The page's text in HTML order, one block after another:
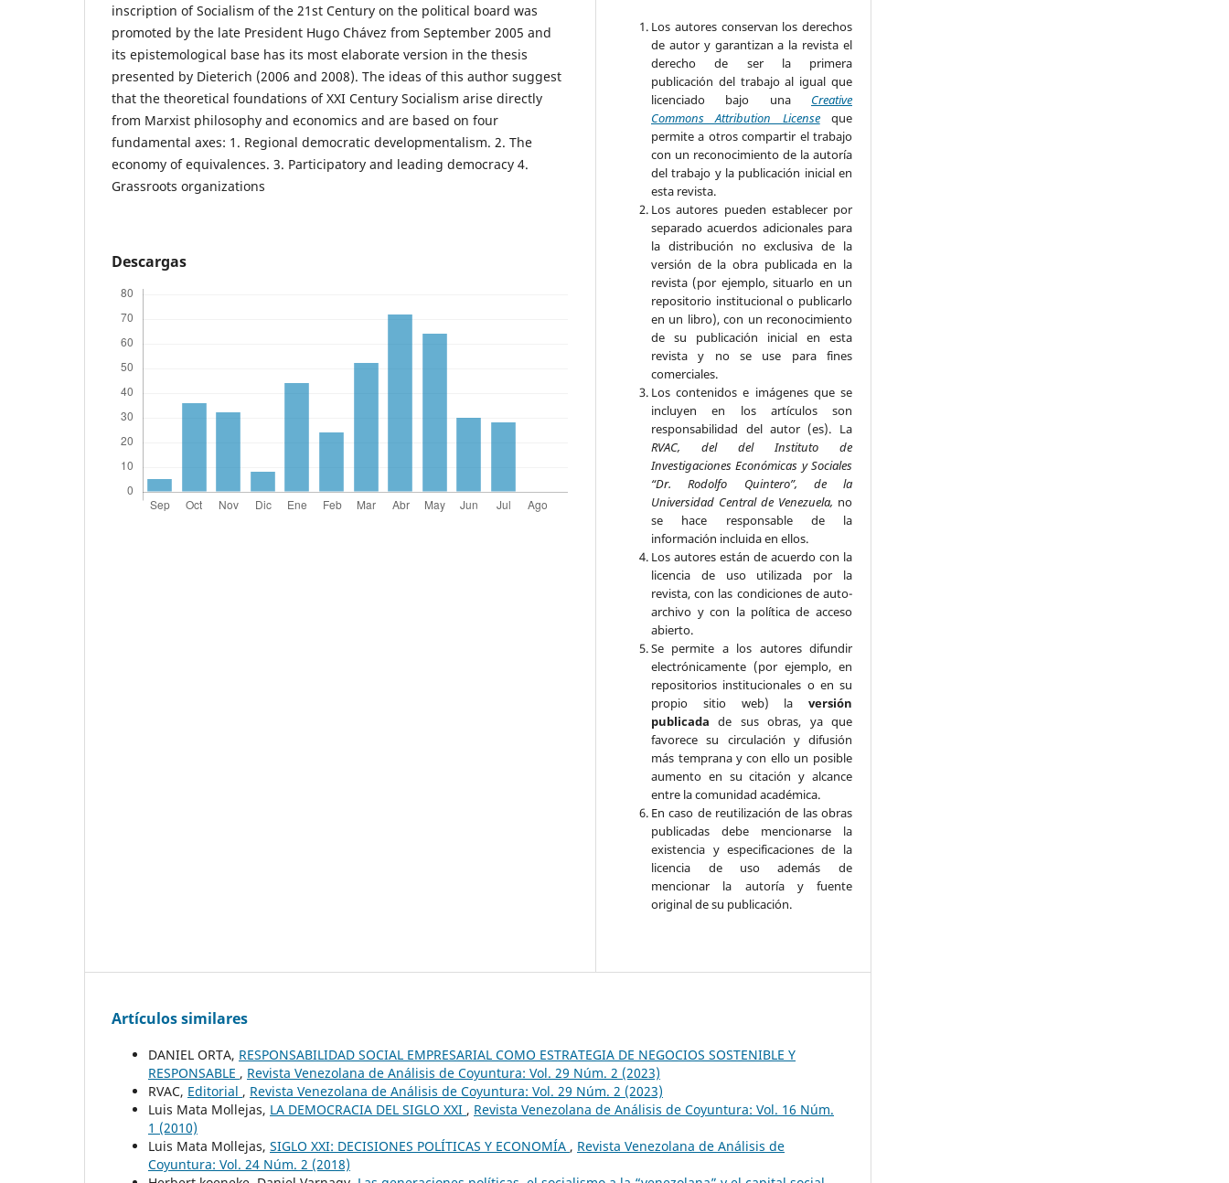
inscription of Socialism of the 21st Century on the political board was
promoted by the late President Hugo Chávez from September 2005 and
its epistemological base has its most elaborate version in the thesis
presented by Dieterich (2006 and 2008). The ideas of this author suggest
that the theoretical foundations of XXI Century Socialism arise directly
from Marxist philosophy and economics and are based on four
fundamental axes: 1. Regional democratic developmentalism. 2. The
economy of equivalences. 3. Participatory and leading democracy 4.
Grassroots organizations
Descargas
Los autores conservan los derechos
de autor y garantizan a la revista el
derecho de ser la primera
publicación del trabajo al igual que
licenciado bajo una Creative
Commons Attribution Licenseque
permite a otros compartir el trabajo
con un reconocimiento de la autoría
del trabajo y la publicación inicial en
esta revista.
Los autores pueden establecer por
separado acuerdos adicionales para
la distribución no exclusiva de la
versión de la obra publicada en la
revista (por ejemplo, situarlo en un
repositorio institucional o publicarlo
en un libro), con un reconocimiento
de su publicación inicial en esta
revista y no se use para fines
comerciales.
Los contenidos e imágenes que se
incluyen en los artículos son
responsabilidad del autor (es). La
RVAC, del del Instituto de
Investigaciones Económicas y Sociales
“Dr. Rodolfo Quintero”, de la
Universidad Central de Venezuela, no
se hace responsable de la
información incluida en ellos.
Los autores están de acuerdo con la
licencia de uso utilizada por la
revista, con las condiciones de auto-
archivo y con la política de acceso
abierto.
Se permite a los autores difundir
electrónicamente (por ejemplo, en
repositorios institucionales o en su
propio sitio web) la versión
publicada de sus obras, ya que
favorece su circulación y difusión
más temprana y con ello un posible
aumento en su citación y alcance
entre la comunidad académica.
En caso de reutilización de las obras
publicadas debe mencionarse la
existencia y especificaciones de la
licencia de uso además de
mencionar la autoría y fuente
original de su publicación.
Artículos similares
DANIEL ORTA, RESPONSABILIDAD SOCIAL EMPRESARIAL COMO ESTRATEGIA DE NEGOCIOS SOSTENIBLE Y
RESPONSABLE , Revista Venezolana de Análisis de Coyuntura: Vol. 29 Núm. 2 (2023)
RVAC, Editorial , Revista Venezolana de Análisis de Coyuntura: Vol. 29 Núm. 2 (2023)
Luis Mata Mollejas, LA DEMOCRACIA DEL SIGLO XXI , Revista Venezolana de Análisis de Coyuntura: Vol. 16 Núm.
1 (2010)
Luis Mata Mollejas, SIGLO XXI: DECISIONES POLÍTICAS Y ECONOMÍA , Revista Venezolana de Análisis de
Coyuntura: Vol. 24 Núm. 2 (2018)